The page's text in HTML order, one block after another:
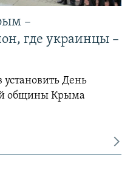
–
где украинцы –
установить День
общины Крыма